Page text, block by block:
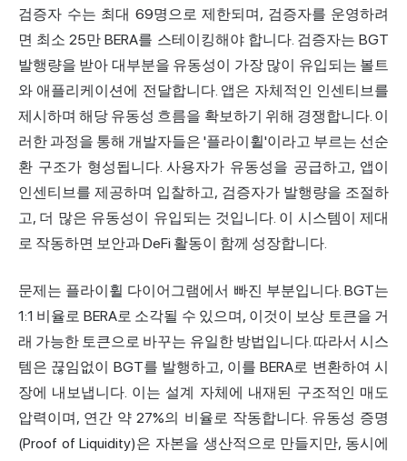
검증자 수는 최대 69명으로 제한되며, 검증자를 운영하려
면 최소 25만 BERA를 스테이킹해야 합니다. 검증자는 BGT
발행량을 받아 대부분을 유동성이 가장 많이 유입되는 볼트
와 애플리케이션에 전달합니다. 앱은 자체적인 인센티브를
제시하며 해당 유동성 흐름을 확보하기 위해 경쟁합니다. 이
러한 과정을 통해 개발자들은 '플라이휠'이라고 부르는 선순
환 구조가 형성됩니다. 사용자가 유동성을 공급하고, 앱이
인센티브를 제공하며 입찰하고, 검증자가 발행량을 조절하
고, 더 많은 유동성이 유입되는 것입니다. 이 시스템이 제대
로 작동하면 보안과 DeFi 활동이 함께 성장합니다.
문제는 플라이휠 다이어그램에서 빠진 부분입니다. BGT는
1:1 비율로 BERA로 소각될 수 있으며, 이것이 보상 토큰을 거
래 가능한 토큰으로 바꾸는 유일한 방법입니다. 따라서 시스
템은 끊임없이 BGT를 발행하고, 이를 BERA로 변환하여 시
장에 내보냅니다. 이는 설계 자체에 내재된 구조적인 매도
압력이며, 연간 약 27%의 비율로 작동합니다. 유동성 증명
(Proof of Liquidity)은 자본을 생산적으로 만들지만, 동시에